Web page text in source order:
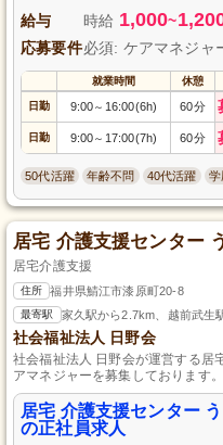
給与 時給 1,000~
応募要件必須: ケアマネジャ
就業時間 休憩
日勤 9:00～ 16:00(6h) 60分
日勤 9:00～ 17:00(7h) 60分
50代活躍 年齢不問 40代活躍 学
居宅 介護支援センター
居宅介護支援
住所 福井県鯖江市漆原町20-8
最寄駅 家久駅から2.7km、越前武生
社会福祉法人 日野会
社会福祉法人 日野会が運営する居
アマネジャーを募集しております
た支援を行います。私たちと一緒
手伝いをしてみませんか？雇用形
わせください。皆様のご応募を心
居宅 介護支援センター
の正社員求人